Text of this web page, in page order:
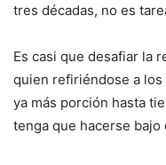
tres décadas, no es
Es casi que desafiar la
quien refiriéndose a
ya más porción hasta
tenga que hacerse bajo